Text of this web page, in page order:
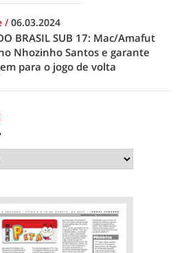
/06.03.2024
BRASIL SUB 17: Mac/Amafut
Nhozinho Santos e garante
para o jogo de volta